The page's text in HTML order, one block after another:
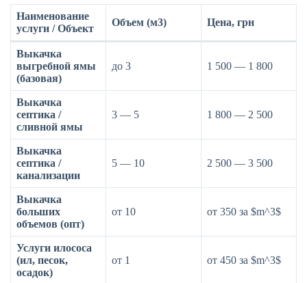
Наименование
услуги / Объект
Объем (м3) Цена, грн
Выкачка
выгребной ямы
(базовая)
до 3 1 500 — 1 800
Выкачка
септика /
сливной ямы
3 — 5 1 800 — 2 500
Выкачка
септика /
канализации
5 — 10 2 500 — 3 500
Выкачка
больших
объемов (опт)
от 10 от 350 за $m^3$
Услуги илососа
(ил, песок,
осадок)
от 1 от 450 за $m^3$